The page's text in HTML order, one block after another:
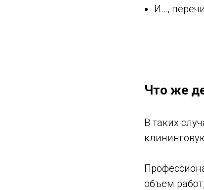
И…,
Что же
В таких
объем